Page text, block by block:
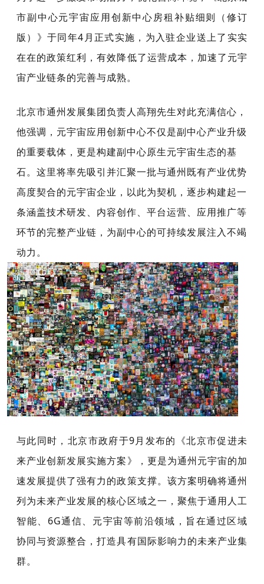
市副中心元宇宙应用创新中心房租补贴细则（修订
版）》于同年4月正式实施， 为入驻企业送上了实实
在在的政策红利，有效降低了运营成本，加速了元宇
宙产业链条的完善与成熟。
北京市通州发展集团负责人高翔先生对此充满信心，
他强调，元宇宙应用创新中心不仅是副中心产业升级
的重要载体，更是构建副中心原生元宇宙生态的基
石。这里将率先吸引并汇聚一批与通州既有产业优势
高度契合的元宇宙企业，以此为契机，逐步构建起一
条涵盖技术研发、内容创作、平台运营、应用推广等
环节的完整产业链，为副中心的可持续发展注入不竭
动力。
与此同时，北京市政府于9月发布的 《北京市促进未
来产业创新发展实施方案》
，更是为通州元宇宙的加
速发展提供了强有力的政策支撑。 该方案明确将通州
列为未来产业发展的核心区域之一，聚焦于通用人工
智能、6G通信、元宇宙等前沿领域，旨在通过区域
协同与资源整合，打造具有国际影响力的未来产业集
群。